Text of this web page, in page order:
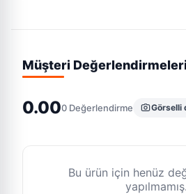
Müşteri
0.000 Değerlendirme Görselli
Bu ürün için henüz
yapılmamış.